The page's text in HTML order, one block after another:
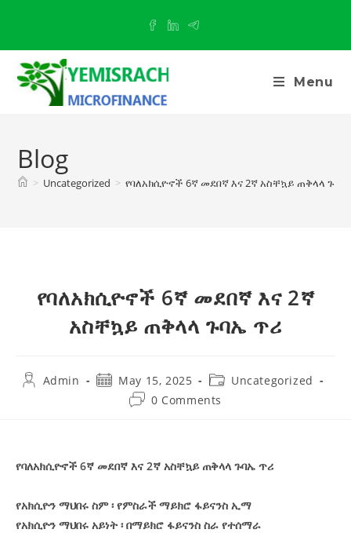
Menu
Blog
> Uncategorized > የባለአክሲዮኖች 6ኛ መደበኛ እና 2ኛ አስቸኳይ ጠቅላላ ጉባኤ
የባለአክሲዮኖች 6ኛ መደበኛ እና 2ኛ
አስቸኳይ ጠቅላላ ጉባኤ ጥሪ
Admin May 15, 2025
Uncategorized
0 Comments
የባለአክሲዮኖች 6ኛ መደበኛ እና 2ኛ አስቸኳይ ጠቅላላ ጉባኤ ጥሪ
የአክሲዮን ማህበሩ ስም፡ የምስራች ማይክሮ ፋይናንስ ኢማ
የአክሲዮን ማህበሩ አይነት ፡ በማይክሮ ፋይናንስ ስራ የተሰማራ